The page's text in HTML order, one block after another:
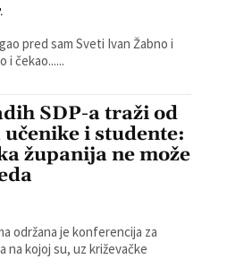
pred sam Sveti Ivan Žabno i
i čekao......
SDP-a traži od
i studente:
županija ne može
održana je konferencija za
na kojoj su, uz križevačke